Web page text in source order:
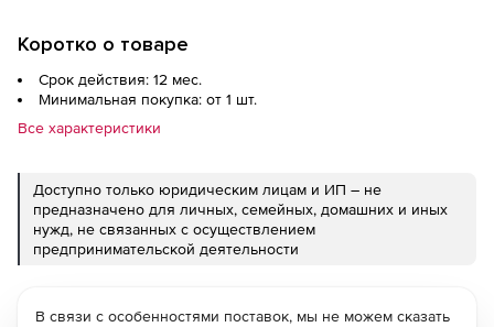
Коротко о товаре
Срок действия: 12 мес.
Минимальная покупка: от 1 шт.
Все характеристики
Доступно только юридическим лицам и ИП – не
предназначено для личных, семейных, домашних и иных
нужд, не связанных с осуществлением
предпринимательской деятельности
В связи с особенностями поставок, мы не можем сказать